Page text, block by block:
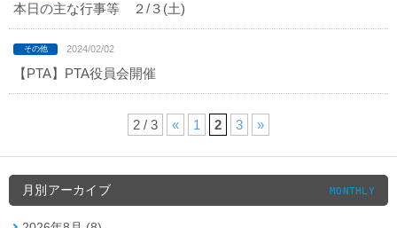
本日の主な行事等 ２/３(土)
2024/02/02
【PTA】PTA役員会開催
2 / 3 « 1 2 3 »
月別アーカイブ MONTHLY